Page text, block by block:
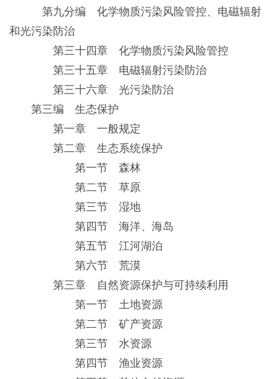
第九分编 化学物质污染风险管控、电磁辐射
和光污染防治
第三十四章 化学物质污染风险管控
第三十五章 电磁辐射污染防治
第三十六章 光污染防治
第三编 生态保护
第一章 一般规定
第二章 生态系统保护
第一节 森林
第二节 草原
第三节 湿地
第四节 海洋、海岛
第五节 江河湖泊
第六节 荒漠
第三章 自然资源保护与可持续利用
第一节 土地资源
第二节 矿产资源
第三节 水资源
第四节 渔业资源